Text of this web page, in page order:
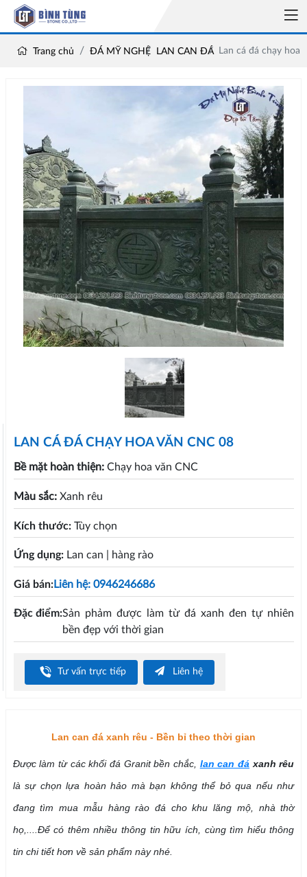
Trang chủ ĐÁ MỸ NGHỆ LAN CAN ĐÁ Lan cá đá chạy hoa
LAN CÁ ĐÁ CHẠY HOA VĂN CNC 08
Bề mặt hoàn thiện: Chạy hoa văn CNC
Màu sắc: Xanh rêu
Kích thước: Tùy chọn
Ứng dụng: Lan can | hàng rào
Giá bán:Liên hệ: 0946246686
Đặc điểm:Sản phảm được làm từ đá xanh đen tự nhiên
bền đẹp với thời gian
Tư vấn trực tiếp Liên hệ
Lan can đá xanh rêu - Bền bỉ theo thời gian
Được làm từ các khối đá Granit bền chắc, lan can đá xanh rêu
là sự chọn lựa hoàn hảo mà bạn không thể bỏ qua nếu như
đang tìm mua mẫu hàng rào đá cho khu lăng mộ, nhà thờ
họ,....Để có thêm nhiều thông tin hữu ích, cùng tìm hiểu thông
tin chi tiết hơn về sản phẩm này nhé.